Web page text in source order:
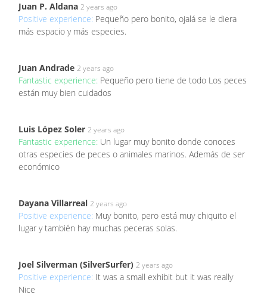
Juan P. Aldana 2 years ago
Positive experience: Pequeño pero bonito, ojalá se le diera
más espacio y más especies.
Juan Andrade 2 years ago
Fantastic experience: Pequeño pero tiene de todo Los peces
están muy bien cuidados
Luis López Soler 2 years ago
Fantastic experience: Un lugar muy bonito donde conoces
otras especies de peces o animales marinos. Además de ser
económico
Dayana Villarreal 2 years ago
Positive experience: Muy bonito, pero está muy chiquito el
lugar y también hay muchas peceras solas.
Joel Silverman (SilverSurfer) 2 years ago
Positive experience: It was a small exhibit but it was really
Nice